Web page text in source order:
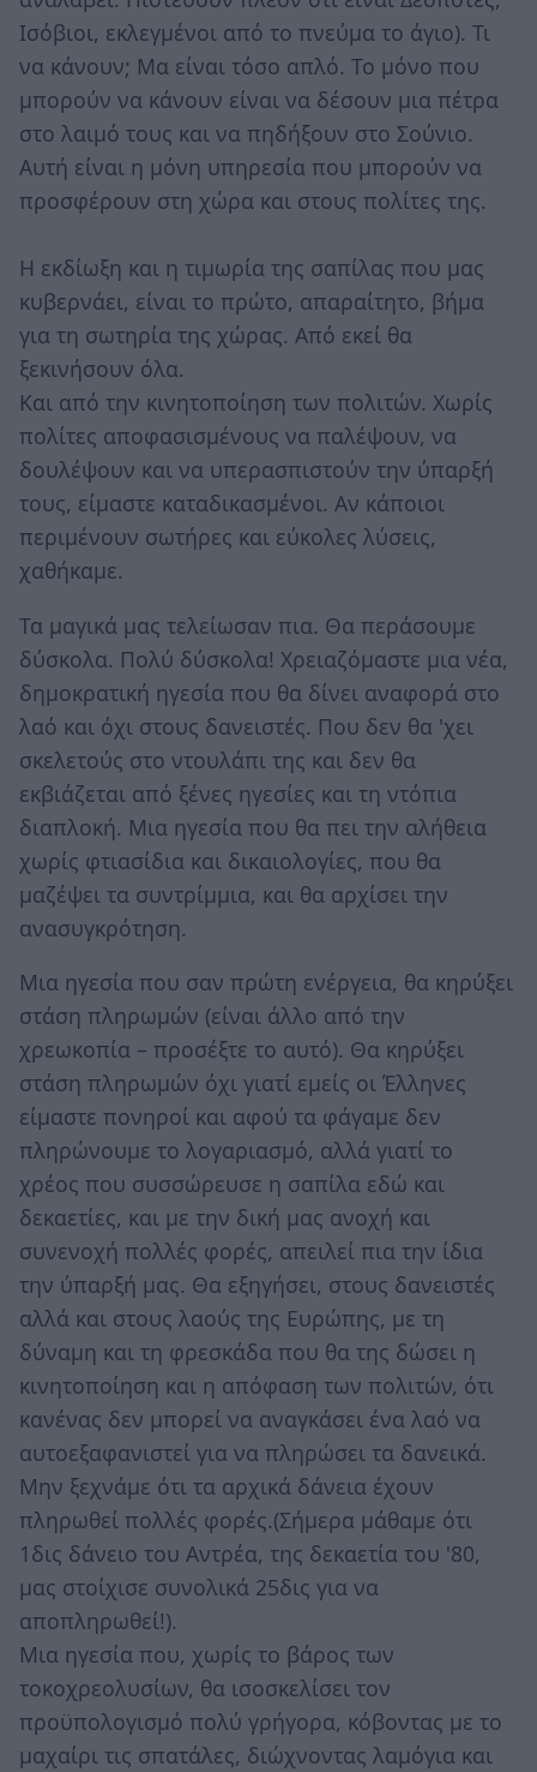
Ισόβιοι, εκλεγμένοι από το πνεύμα το άγιο). Τι
να κάνουν; Μα είναι τόσο απλό. Το μόνο που
μπορούν να κάνουν είναι να δέσουν μια πέτρα
στο λαιμό τους και να πηδήξουν στο Σούνιο.
Αυτή είναι η μόνη υπηρεσία που μπορούν να
προσφέρουν στη χώρα και στους πολίτες της.
Η εκδίωξη και η τιμωρία της σαπίλας που μας
κυβερνάει, είναι το πρώτο, απαραίτητο, βήμα
για τη σωτηρία της χώρας. Από εκεί θα
ξεκινήσουν όλα.
Και από την κινητοποίηση των πολιτών. Χωρίς
πολίτες αποφασισμένους να παλέψουν, να
δουλέψουν και να υπερασπιστούν την ύπαρξή
τους, είμαστε καταδικασμένοι. Αν κάποιοι
περιμένουν σωτήρες και εύκολες λύσεις,
χαθήκαμε.
Τα μαγικά μας τελείωσαν πια. Θα περάσουμε
δύσκολα. Πολύ δύσκολα! Χρειαζόμαστε μια νέα,
δημοκρατική ηγεσία που θα δίνει αναφορά στο
λαό και όχι στους δανειστές. Που δεν θα 'χει
σκελετούς στο ντουλάπι της και δεν θα
εκβιάζεται από ξένες ηγεσίες και τη ντόπια
διαπλοκή. Μια ηγεσία που θα πει την αλήθεια
χωρίς φτιασίδια και δικαιολογίες, που θα
μαζέψει τα συντρίμμια, και θα αρχίσει την
ανασυγκρότηση.
Μια ηγεσία που σαν πρώτη ενέργεια, θα κηρύξει
στάση πληρωμών (είναι άλλο από την
χρεωκοπία – προσέξτε το αυτό). Θα κηρύξει
στάση πληρωμών όχι γιατί εμείς οι Έλληνες
είμαστε πονηροί και αφού τα φάγαμε δεν
πληρώνουμε το λογαριασμό, αλλά γιατί το
χρέος που συσσώρευσε η σαπίλα εδώ και
δεκαετίες, και με την δική μας ανοχή και
συνενοχή πολλές φορές, απειλεί πια την ίδια
την ύπαρξή μας. Θα εξηγήσει, στους δανειστές
αλλά και στους λαούς της Ευρώπης, με τη
δύναμη και τη φρεσκάδα που θα της δώσει η
κινητοποίηση και η απόφαση των πολιτών, ότι
κανένας δεν μπορεί να αναγκάσει ένα λαό να
αυτοεξαφανιστεί για να πληρώσει τα δανεικά.
Μην ξεχνάμε ότι τα αρχικά δάνεια έχουν
πληρωθεί πολλές φορές.(Σήμερα μάθαμε ότι
1δις δάνειο του Αντρέα, της δεκαετία του '80,
μας στοίχισε συνολικά 25δις για να
αποπληρωθεί!).
Μια ηγεσία που, χωρίς το βάρος των
τοκοχρεολυσίων, θα ισοσκελίσει τον
προϋπολογισμό πολύ γρήγορα, κόβοντας με το
μαχαίρι τις σπατάλες, διώχνοντας λαμόγια και